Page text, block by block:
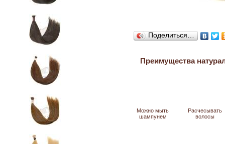
Поделиться…
Преимущества
Можно мыть
шампунем
Расчесывать
волосы